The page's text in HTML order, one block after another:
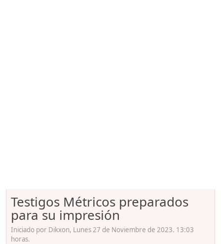
Testigos Métricos preparados
para su impresión
Iniciado por Dikxon, Lunes 27 de Noviembre de 2023. 13:03
horas.